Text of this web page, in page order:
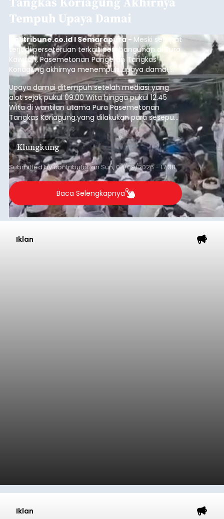
Tempuh Upaya Damai
balitribune.co.id I Semarapura - Meski sempat
terjadi perseteruan terkait pembangunan di Pura
Kawitan, Pasemetonan Pangeran Tangkas
Koriagung akhirnya menempuh upaya damai,
pada Minggu (9/8/2026).
Upaya damai ditempuh setelah mediasi yang
alot sejak pukul 09.00 Wita hingga pukul 12.45
Wita di wantilan utama Pura Pasemetonan
Tangkas Koriagung,yang dilakukan para sesepuh
kedua belah pihak yang berseberangan.
Klungkung
Submitted bycontributoronSun, 08/09/2026 - 17:38
Baca Selengkapnya
Iklan
Iklan